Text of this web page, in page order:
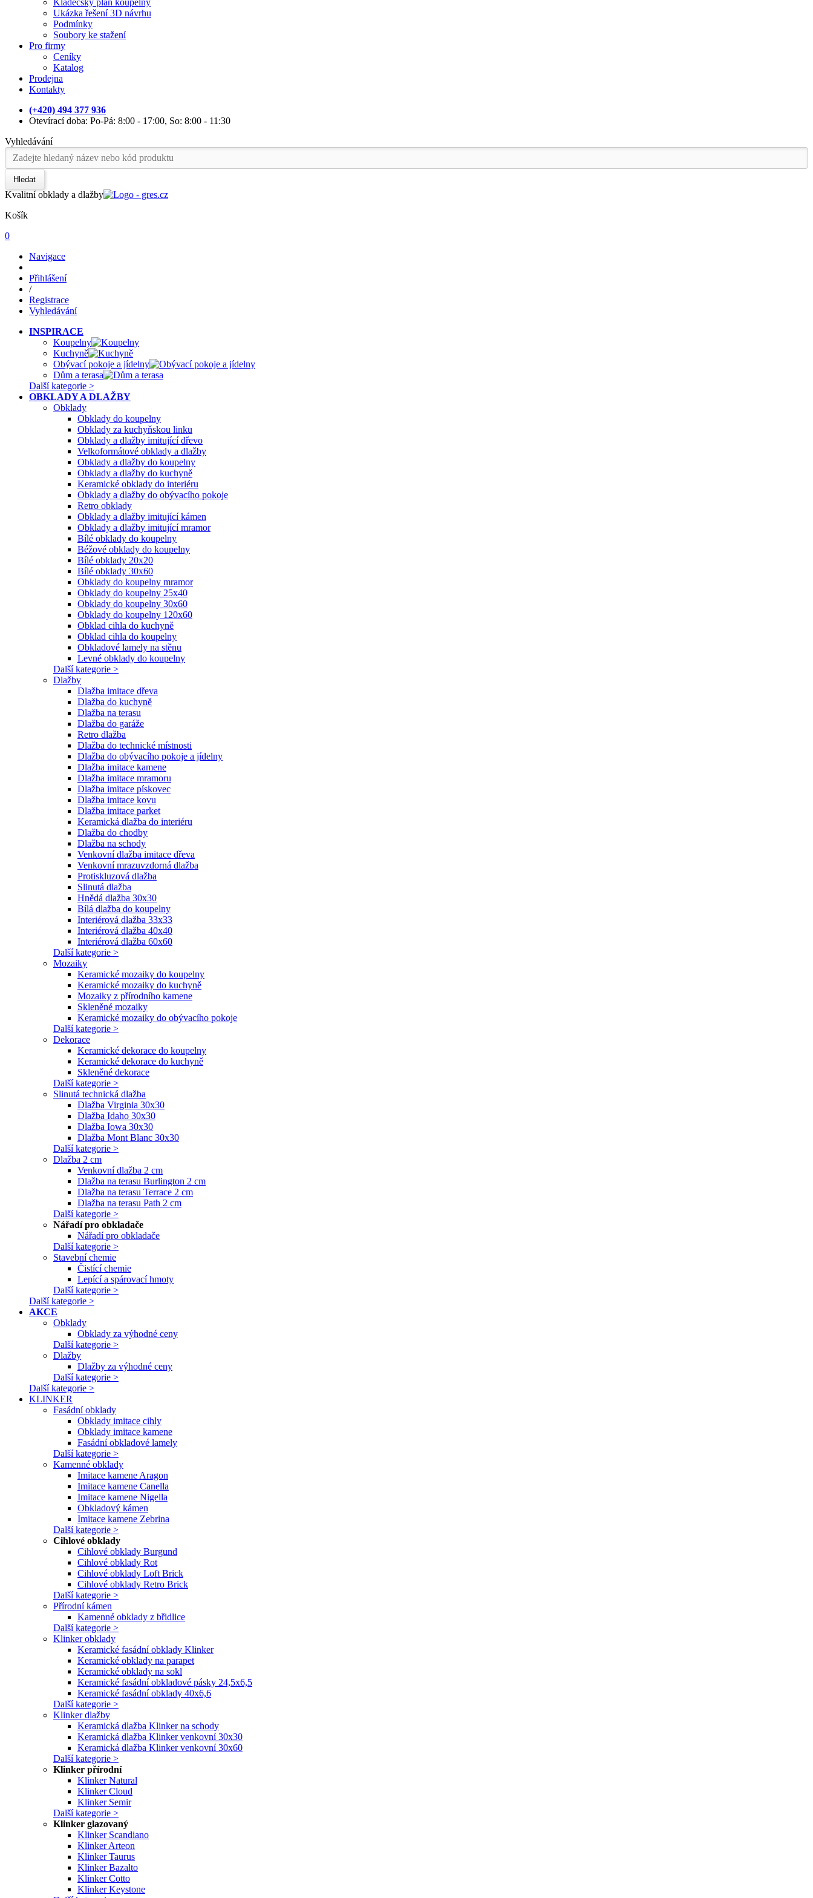
Kladečský plán koupelny
Ukázka řešení 3D návrhu
Podmínky
Soubory ke stažení
Pro firmy
Ceníky
Katalog
Prodejna
Kontakty
(+420) 494 377 936
Otevírací doba: Po-Pá: 8:00 - 17:00, So: 8:00 - 11:30
Vyhledávání
Hledat
Kvalitní obklady a dlažby
Košík
0
Navigace
Přihlášení
/
Registrace
Vyhledávání
INSPIRACE
Koupelny
Kuchyně
Obývací pokoje a jídelny
Dům a terasa
Další kategorie >
OBKLADY A DLAŽBY
Obklady
Obklady do koupelny
Obklady za kuchyňskou linku
Obklady a dlažby imitující dřevo
Velkoformátové obklady a dlažby
Obklady a dlažby do koupelny
Obklady a dlažby do kuchyně
Keramické obklady do interiéru
Obklady a dlažby do obývacího pokoje
Retro obklady
Obklady a dlažby imitující kámen
Obklady a dlažby imitující mramor
Bílé obklady do koupelny
Béžové obklady do koupelny
Bílé obklady 20x20
Bílé obklady 30x60
Obklady do koupelny mramor
Obklady do koupelny 25x40
Obklady do koupelny 30x60
Obklady do koupelny 120x60
Obklad cihla do kuchyně
Obklad cihla do koupelny
Obkladové lamely na stěnu
Levné obklady do koupelny
Další kategorie >
Dlažby
Dlažba imitace dřeva
Dlažba do kuchyně
Dlažba na terasu
Dlažba do garáže
Retro dlažba
Dlažba do technické místnosti
Dlažba do obývacího pokoje a jídelny
Dlažba imitace kamene
Dlažba imitace mramoru
Dlažba imitace pískovec
Dlažba imitace kovu
Dlažba imitace parket
Keramická dlažba do interiéru
Dlažba do chodby
Dlažba na schody
Venkovní dlažba imitace dřeva
Venkovní mrazuvzdorná dlažba
Protiskluzová dlažba
Slinutá dlažba
Hnědá dlažba 30x30
Bílá dlažba do koupelny
Interiérová dlažba 33x33
Interiérová dlažba 40x40
Interiérová dlažba 60x60
Další kategorie >
Mozaiky
Keramické mozaiky do koupelny
Keramické mozaiky do kuchyně
Mozaiky z přírodního kamene
Skleněné mozaiky
Keramické mozaiky do obývacího pokoje
Další kategorie >
Dekorace
Keramické dekorace do koupelny
Keramické dekorace do kuchyně
Skleněné dekorace
Další kategorie >
Slinutá technická dlažba
Dlažba Virginia 30x30
Dlažba Idaho 30x30
Dlažba Iowa 30x30
Dlažba Mont Blanc 30x30
Další kategorie >
Dlažba 2 cm
Venkovní dlažba 2 cm
Dlažba na terasu Burlington 2 cm
Dlažba na terasu Terrace 2 cm
Dlažba na terasu Path 2 cm
Další kategorie >
Nářadí pro obkladače
Nářadí pro obkladače
Další kategorie >
Stavební chemie
Čistící chemie
Lepící a spárovací hmoty
Další kategorie >
Další kategorie >
AKCE
Obklady
Obklady za výhodné ceny
Další kategorie >
Dlažby
Dlažby za výhodné ceny
Další kategorie >
Další kategorie >
KLINKER
Fasádní obklady
Obklady imitace cihly
Obklady imitace kamene
Fasádní obkladové lamely
Další kategorie >
Kamenné obklady
Imitace kamene Aragon
Imitace kamene Canella
Imitace kamene Nigella
Obkladový kámen
Imitace kamene Zebrina
Další kategorie >
Cihlové obklady
Cihlové obklady Burgund
Cihlové obklady Rot
Cihlové obklady Loft Brick
Cihlové obklady Retro Brick
Další kategorie >
Přírodní kámen
Kamenné obklady z břidlice
Další kategorie >
Klinker obklady
Keramické fasádní obklady Klinker
Keramické obklady na parapet
Keramické obklady na sokl
Keramické fasádní obkladové pásky 24,5x6,5
Keramické fasádní obklady 40x6,6
Další kategorie >
Klinker dlažby
Keramická dlažba Klinker na schody
Keramická dlažba Klinker venkovní 30x30
Keramická dlažba Klinker venkovní 30x60
Další kategorie >
Klinker přírodní
Klinker Natural
Klinker Cloud
Klinker Semir
Další kategorie >
Klinker glazovaný
Klinker Scandiano
Klinker Arteon
Klinker Taurus
Klinker Bazalto
Klinker Cotto
Klinker Keystone